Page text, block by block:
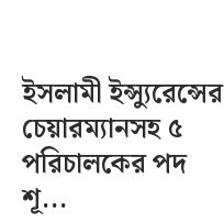
ইসলামী ইন্স্যুরেন্সের
চেয়ারম্যানসহ ৫
পরিচালকের পদ
শূ...